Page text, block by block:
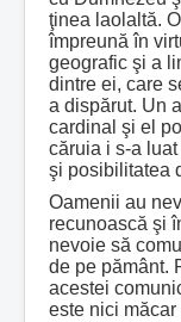
ţinea laolaltă.
împreună în
geografic şi a
dintre ei, care
a dispărut. Un
cardinal şi el
căruia i s-a
şi posibilitatea
Oamenii au
recunoască şi
nevoie să
de pe pământ.
acestei
este nici